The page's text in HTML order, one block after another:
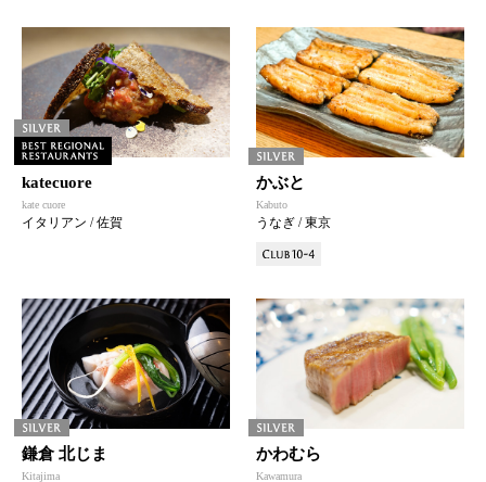
katecuore
kate cuore
イタリアン / 佐賀
かぶと
Kabuto
うなぎ / 東京
鎌倉 北じま
Kitajima
かわむら
Kawamura